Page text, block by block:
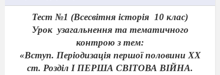
Тест №1 (Всесвітня історія
10 клас)
Урок узагальнення та тематичного
контрою з тем:
«Вступ. Періодизація першої половини ХХ
ст. Розділ І ПЕРША СВІТОВА ВІЙНА.